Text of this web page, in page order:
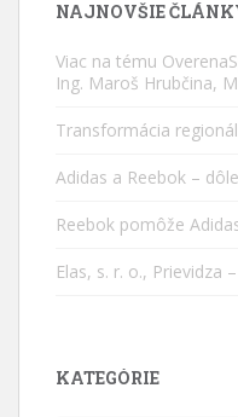
NAJNOVŠIE
Viac na tému
Ing. Maroš Hrubčina,
Transformácia
Adidas a Reebok –
Reebok pomôže
Elas, s. r. o., Prievidza
KATEGÓRIE